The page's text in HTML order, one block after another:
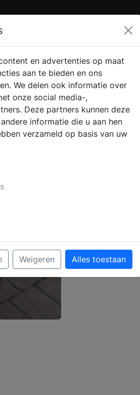
VERKOOPLOCATIE VINDEN
en advertenties op maat
aan te bieden en ons
We delen ook informatie over
onze social media-,
Deze partners kunnen deze
informatie die u aan hen
verzameld op basis van uw
Weigeren Alles toestaan